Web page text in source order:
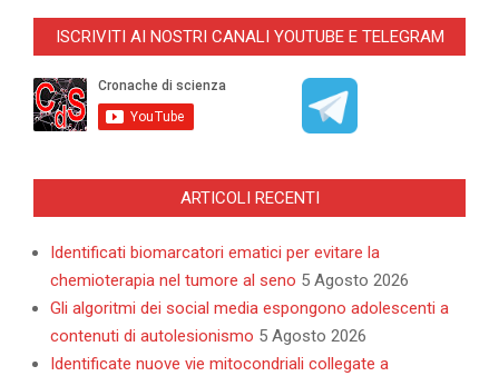
07-
ISCRIVITI AI NOSTRI CANALI YOUTUBE E TELEGRAM
ARTICOLI RECENTI
Identificati biomarcatori ematici per evitare la
chemioterapia nel tumore al seno 5 Agosto 2026
Gli algoritmi dei social media espongono adolescenti a
contenuti di autolesionismo 5 Agosto 2026
Identificate nuove vie mitocondriali collegate a